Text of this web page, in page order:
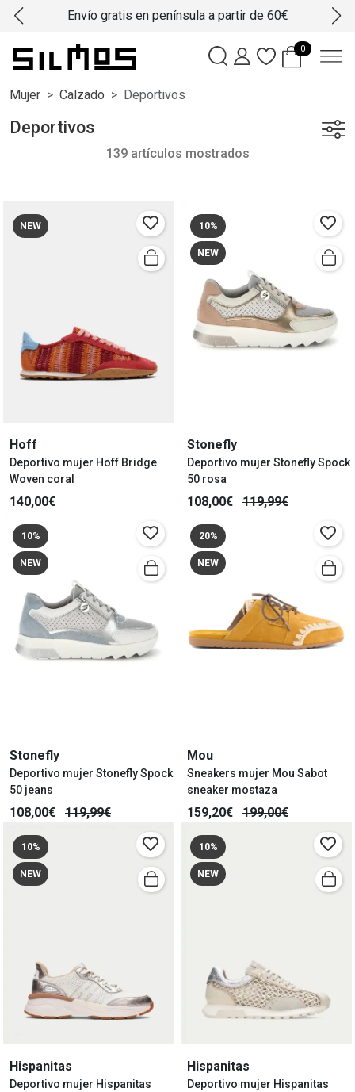
Envío gratis en península a partir de 60€
0
Mujer Calzado Deportivos
Deportivos
139 artículos mostrados
NEW
Hoff
Deportivo mujer Hoff Bridge
Woven coral
140,00€
10%
NEW
Stonefly
Deportivo mujer Stonefly Spock
50 rosa
108,00€ 119,99€
10%
NEW
Stonefly
Deportivo mujer Stonefly Spock
50 jeans
108,00€ 119,99€
20%
NEW
Mou
Sneakers mujer Mou Sabot
sneaker mostaza
159,20€ 199,00€
10%
NEW
Hispanitas
Deportivo mujer Hispanitas
10%
NEW
Hispanitas
Deportivo mujer Hispanitas